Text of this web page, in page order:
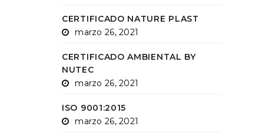
CERTIFICADO NATURE PLAST
marzo 26, 2021
CERTIFICADO AMBIENTAL BY
NUTEC
marzo 26, 2021
ISO 9001:2015
marzo 26, 2021